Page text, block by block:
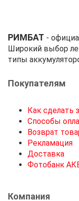
РИМБАТ -
Широкий выбор
типы
Покупателям
Как сделать
Способы
Возврат
Рекламация
Доставка
Фотобанк
Компания